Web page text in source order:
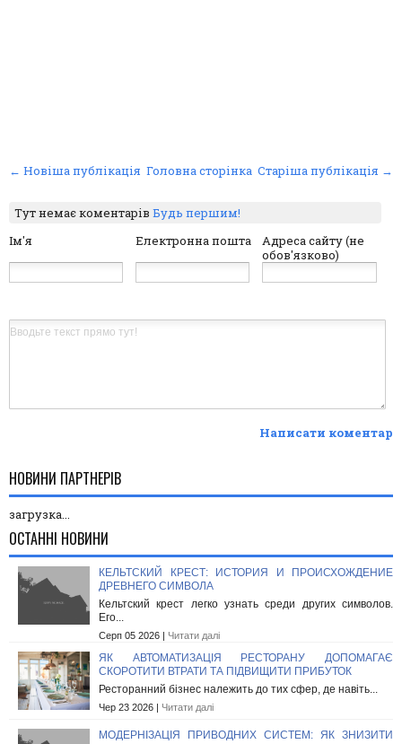
← Новіша публікація Старіша публікація →
Головна сторінка
Тут немає коментарівБудь першим!
Ім'я
Електронна пошта
Адреса сайту (не
обов'язково)
Написати коментар
НОВИНИ ПАРТНЕРІВ
загрузка...
ОСТАННІ НОВИНИ
КЕЛЬТСКИЙ КРЕСТ: ИСТОРИЯ И ПРОИСХОЖДЕНИЕ
ДРЕВНЕГО СИМВОЛА
Кельтский крест легко узнать среди других символов.
Его...
Серп 05 2026 | Читати далі
ЯК АВТОМАТИЗАЦІЯ РЕСТОРАНУ ДОПОМАГАЄ
СКОРОТИТИ ВТРАТИ ТА ПІДВИЩИТИ ПРИБУТОК
Ресторанний бізнес належить до тих сфер, де навіть...
Чер 23 2026 | Читати далі
МОДЕРНІЗАЦІЯ ПРИВОДНИХ СИСТЕМ: ЯК ЗНИЗИТИ